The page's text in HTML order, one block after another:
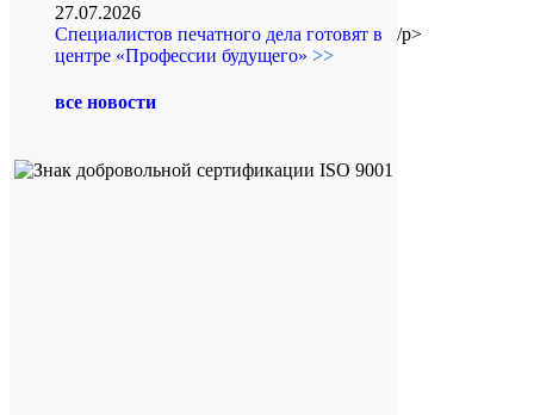
27.07.2026
Специалистов печатного дела готовят в
центре «Профессии будущего» >>
все новости
/p>